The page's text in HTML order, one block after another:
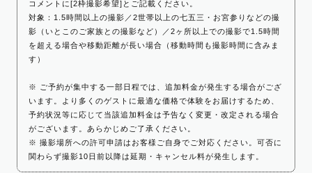
コメントに[2枠撮影希望]とご記載ください。
対象：1.5時間以上の撮影／2世帯以上の七五三・お宮参りなどの撮
影（いとこのご家族との撮影など）／2ヶ所以上での撮影で1.5時間
を超える場合や移動距離が長い場合（移動時間も撮影時間に含みま
す）
※ ご予約が集中する一部日程では、追加料金が発生する場合がござ
います。より多くのゲストに最適な価格で体験をお届けするため、
予約状況等に応じて当該追加料金は予告なく変更・改定される場合
がございます。あらかじめご了承ください。
※ 撮影場所への許可申請はお客様ご自身でご対応ください。可否に
関わらず撮影10日前以降は延期・キャンセル料が発生します。